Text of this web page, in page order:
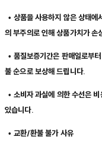
• 상품을 사용하지 않은 상태
의 부주의로 인해 상품가치가 손
• 품질보증기간은 판매일로부
불 순으로 보상해 드립니다.
• 소비자 과실에 의한 수선은
있습니다.
• 교환/환불 불가 사유